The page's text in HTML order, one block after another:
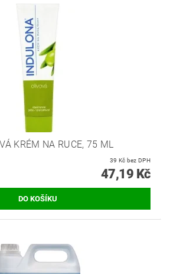
KRÉM NA RUCE, 75 ML
39 Kč bez DPH
47,19 Kč